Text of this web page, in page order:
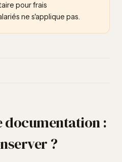
pour frais
ne s'applique pas.
documentation :
?